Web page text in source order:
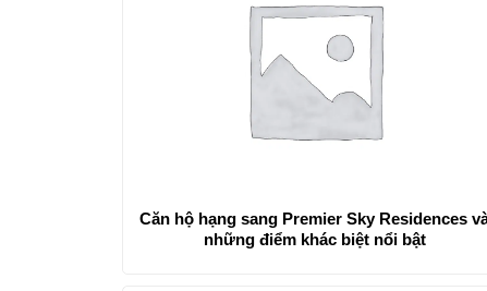
Căn hộ hạng sang Premier Sky Residences
những điểm khác biệt nổi bật